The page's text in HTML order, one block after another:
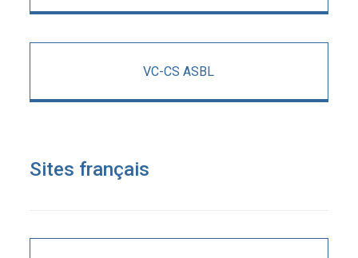
VC-CS ASBL
Sites français